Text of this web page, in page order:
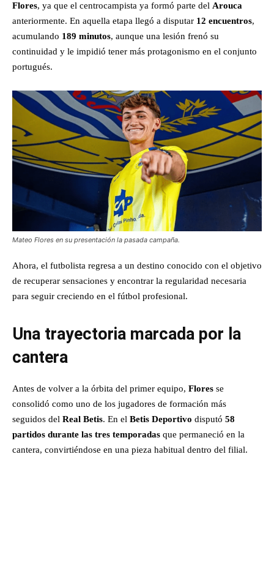
Flores, ya que el centrocampista ya formó parte del Arouca
anteriormente. En aquella etapa llegó a disputar 12 encuentros,
acumulando 189 minutos, aunque una lesión frenó su
continuidad y le impidió tener más protagonismo en el conjunto
portugués.
Mateo Flores en su presentación la pasada campaña.
Ahora, el futbolista regresa a un destino conocido con el objetivo
de recuperar sensaciones y encontrar la regularidad necesaria
para seguir creciendo en el fútbol profesional.
Una trayectoria marcada por la
cantera
Antes de volver a la órbita del primer equipo, Flores se
consolidó como uno de los jugadores de formación más
seguidos del Real Betis. En el Betis Deportivo disputó 58
partidos durante las tres temporadas que permaneció en la
cantera, convirtiéndose en una pieza habitual dentro del filial.